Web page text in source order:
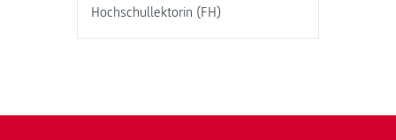
Hochschullektorin (FH)